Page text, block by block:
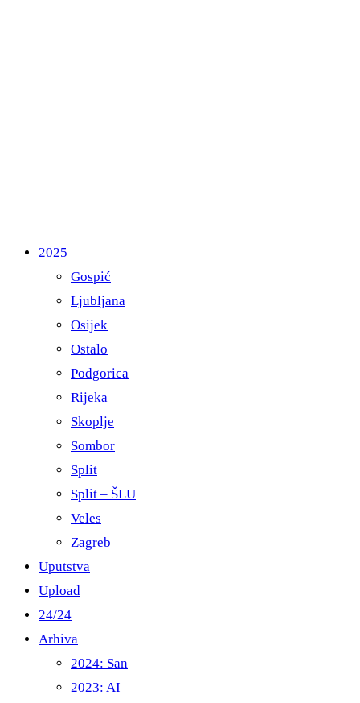
2025
Gospić
Ljubljana
Osijek
Ostalo
Podgorica
Rijeka
Skoplje
Sombor
Split
Split – ŠLU
Veles
Zagreb
Uputstva
Upload
24/24
Arhiva
2024: San
2023: AI